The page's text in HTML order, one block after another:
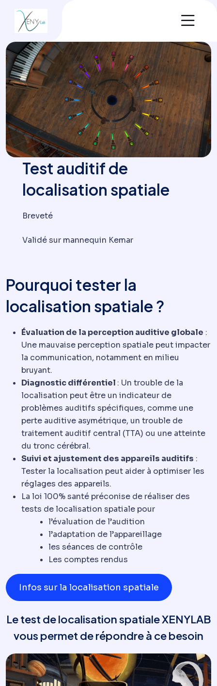
Test auditif de
localisation spatiale
Breveté
Validé sur mannequin Kemar
Pourquoi tester la
localisation spatiale ?
Évaluation de la perception auditive globale :
Une mauvaise perception spatiale peut impacter
la communication, notamment en milieu
bruyant.
Diagnostic différentiel : Un trouble de la
localisation peut être un indicateur de
problèmes auditifs spécifiques, comme une
perte auditive asymétrique, un trouble de
traitement auditif central (TTA) ou une atteinte
du tronc cérébral.
Suivi et ajustement des appareils auditifs :
Tester la localisation peut aider à optimiser les
réglages des appareils.
La loi 100% santé préconise de réaliser des
tests de localisation spatiale pour
l’évaluation de l’audition
l’adaptation de l’appareillage
les séances de contrôle
Les comptes rendus
Infos sur la localisation spatiale
Le test de localisation spatiale XENYLAB
vous permet de répondre à ce besoin